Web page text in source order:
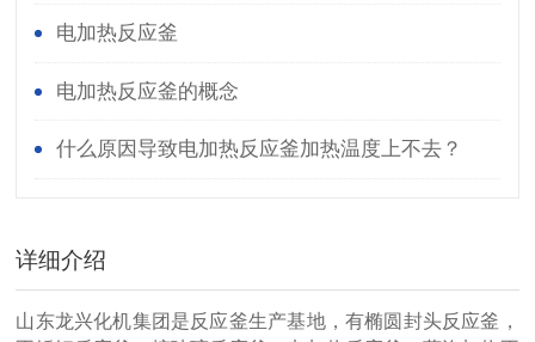
电加热反应釜
电加热反应釜的概念
什么原因导致电加热反应釜加热温度上不去？
详细介绍
山东龙兴化机集团是反应釜生产基地，有椭圆封头反应釜，